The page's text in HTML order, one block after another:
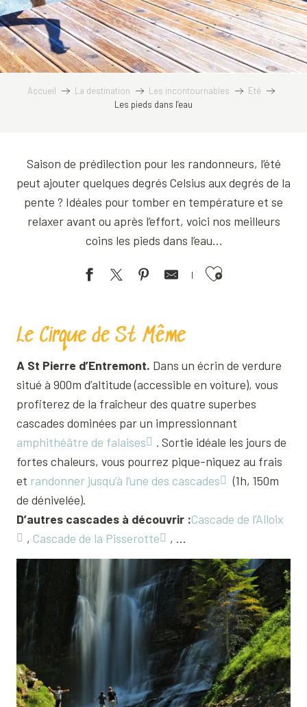
Accueil La destination Les incontournables
Eté
Les pieds dans l’eau
Saison de prédilection pour les randonneurs, l’été
peut ajouter quelques degrés Celsius aux degrés de la
pente ? Idéales pour tomber en température et se
relaxer avant ou après l’effort, voici nos meilleurs
coins les pieds dans l’eau…
Ajouter aux favoris
Le Cirque de St Même
A St Pierre d’Entremont. Dans un écrin de verdure
situé à 900m d’altitude (accessible en voiture), vous
profiterez de la fraîcheur des quatre superbes
cascades dominées par un impressionnant
amphithéâtre de falaises
. Sortie idéale les jours de
fortes chaleurs, vous pourrez pique-niquez au frais
et randonner jusqu’à l’une des cascades
(1h, 150m
de dénivelée).
D’autres cascades à découvrir :Cascade de l’Alloix
, Cascade de la Pisserotte , …